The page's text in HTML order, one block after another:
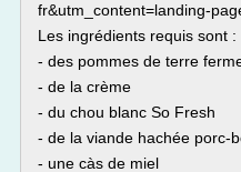
fr&utm_content=landing-
Les ingrédients requis sont :
- des pommes de terre
- de la crème
- du chou blanc So Fresh
- de la viande hachée porc-
- une càs de miel